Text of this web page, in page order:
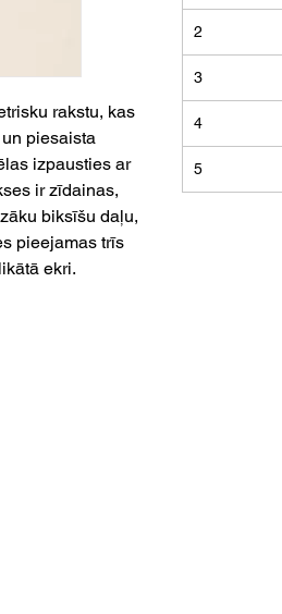
rakstu, kas
piesaista
izpausties ar
ir zīdainas,
biksīšu daļu,
pieejamas trīs
ekri.
2
3
4
5